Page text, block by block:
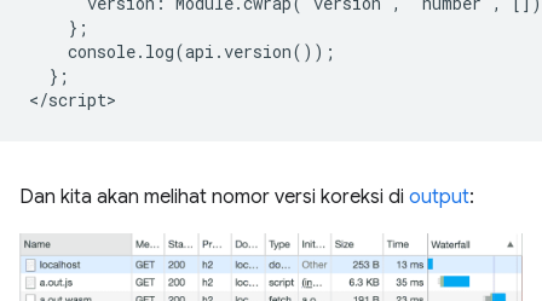
    };
    console.log(api.version());
  };
Dan kita akan melihat nomor versi koreksi di output: